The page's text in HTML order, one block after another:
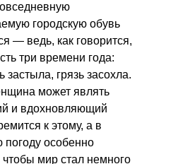
городскую обувь
— ведь, как говорится,
три времени года:
застыла, грязь засохла.
может являть
и вдохновляющий
к этому, а в
погоду особенно
чтобы мир стал немного